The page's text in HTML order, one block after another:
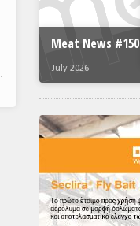
Meat News #150
July 2026